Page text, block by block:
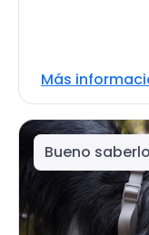
Más
Bueno saberlo